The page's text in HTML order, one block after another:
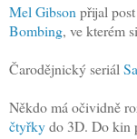
Mel Gibson přijal
Bombing, ve kterém
Čarodějnický seriál
Někdo má očividně
čtyřkydo 3D. Do kin